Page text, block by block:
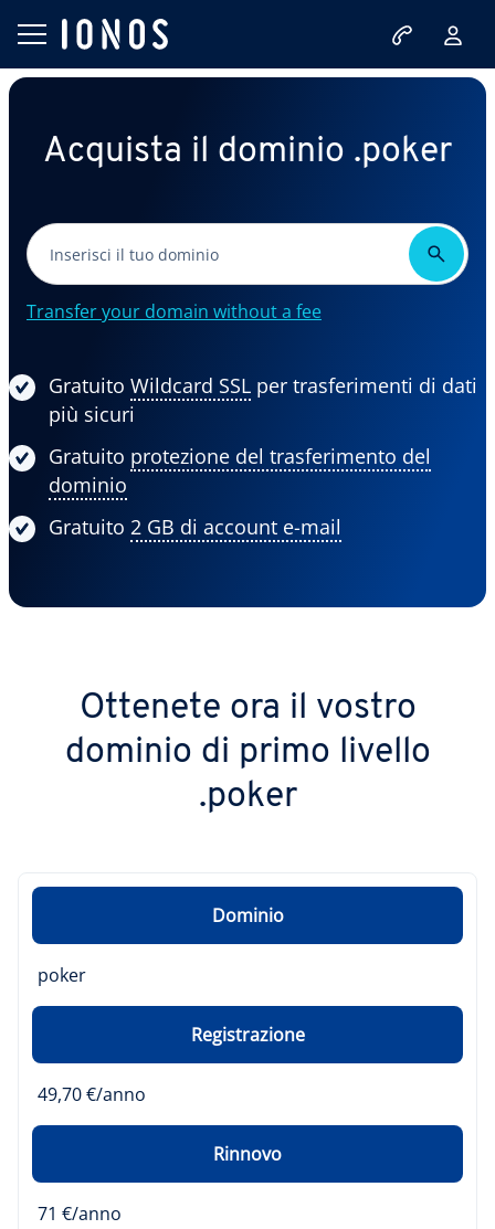
Acquista il dominio .poker
Transfer your domain without a fee
Gratuito Wildcard SSL per trasferimenti di dati
più sicuri
Gratuito protezione del trasferimento del
dominio
Gratuito 2 GB di account e-mail
Ottenete ora il vostro
dominio di primo livello
.poker
Dominio
poker
Registrazione
49,70 €/anno
Rinnovo
71 €/anno